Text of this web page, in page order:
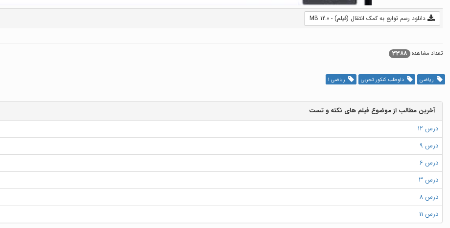
دانلود رسم توابع به کمک انتقال (فیلم) - 12.0 MB
تعداد مشاهده 3388
ریاضی داوطلب کنکور تجربی ریاضی 1
آخرین مطالب از موضوع فیلم های نکته و تست
درس 12
درس 9
درس 6
درس 3
درس 8
درس 11